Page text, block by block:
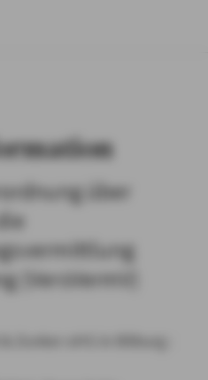
über
(VersVermV)